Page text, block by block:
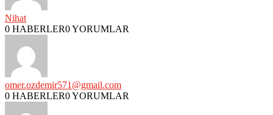
Nihat
0 HABERLER0 YORUMLAR
omer.ozdemir571@gmail.com
0 HABERLER0 YORUMLAR